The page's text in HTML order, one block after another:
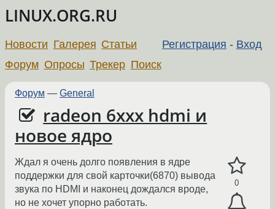
LINUX.ORG.RU
Регистрация - Вход
Новости Галерея Статьи
Форум Опросы Трекер Поиск
Форум — General
radeon 6xxx hdmi и
новое ядро
0
Ждал я очень долго появления в ядре
поддержки для свой карточки(6870) вывода
звука по HDMI и наконец дождался вроде,
но не хочет упорно работать.